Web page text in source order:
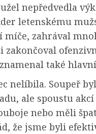
nepředvedla
letenskému
zahrával
zakončoval
také
nelíbila. Soupeř
ale spoustu
nebo měli
že jsme byli